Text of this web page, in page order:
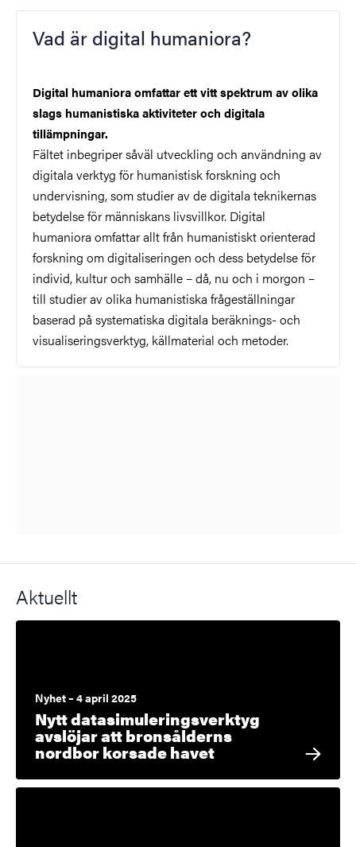
Vad är digital humaniora?
Digital humaniora omfattar ett vitt spektrum av olika
slags humanistiska aktiviteter och digitala
tillämpningar.
Fältet inbegriper såväl utveckling och användning av
digitala verktyg för humanistisk forskning och
undervisning, som studier av de digitala teknikernas
betydelse för människans livsvillkor. Digital
humaniora omfattar allt från humanistiskt orienterad
forskning om digitaliseringen och dess betydelse för
individ, kultur och samhälle – då, nu och i morgon –
till studier av olika humanistiska frågeställningar
baserad på systematiska digitala beräknings- och
visualiseringsverktyg, källmaterial och metoder.
Aktuellt
Nyhet – 4 april 2025
Nytt datasimuleringsverktyg
avslöjar att bronsålderns
nordbor korsade havet